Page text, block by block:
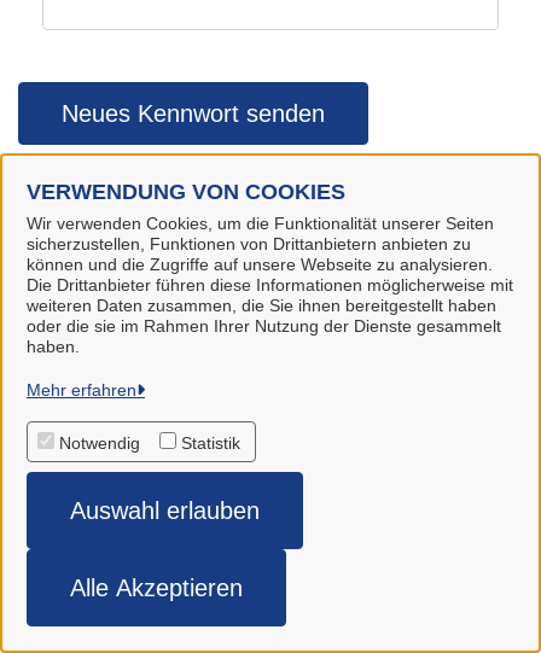
VERWENDUNG VON COOKIES
Wir verwenden Cookies, um die Funktionalität unserer Seiten
sicherzustellen, Funktionen von Drittanbietern anbieten zu
können und die Zugriffe auf unsere Webseite zu analysieren.
Die Drittanbieter führen diese Informationen möglicherweise mit
weiteren Daten zusammen, die Sie ihnen bereitgestellt haben
oder die sie im Rahmen Ihrer Nutzung der Dienste gesammelt
haben.
Mehr erfahren
Notwendig Statistik
Auswahl erlauben
Alle Akzeptieren
Neues Kennwort senden
Anmelden
Gemeinde Stuhr
Alle Rechte vorbehalten
Datenschutzerklärung